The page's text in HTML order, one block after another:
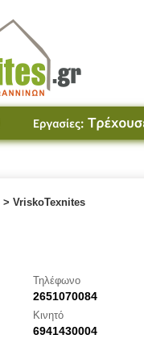
> VriskoTexnites
Τηλέφωνο
2651070084
Κινητό
6941430004